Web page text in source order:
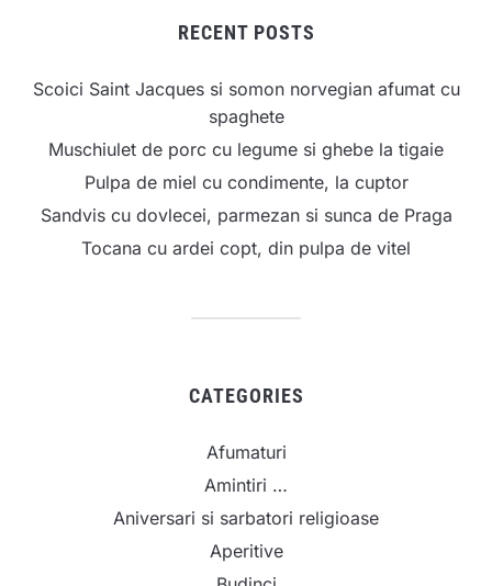
RECENT POSTS
Scoici Saint Jacques si somon norvegian afumat cu
spaghete
Muschiulet de porc cu legume si ghebe la tigaie
Pulpa de miel cu condimente, la cuptor
Sandvis cu dovlecei, parmezan si sunca de Praga
Tocana cu ardei copt, din pulpa de vitel
CATEGORIES
Afumaturi
Amintiri …
Aniversari si sarbatori religioase
Aperitive